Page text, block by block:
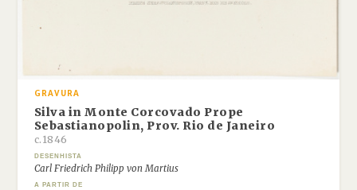
GRAVURA
Silva in Monte Corcovado Prope
Sebastianopolin, Prov. Rio de Janeiro
c.1846
DESENHISTA
Carl Friedrich Philipp von Martius
A PARTIR DE